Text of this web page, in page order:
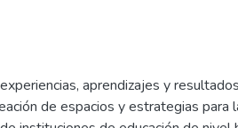
aprendizajes y
de espacios y estrategias para